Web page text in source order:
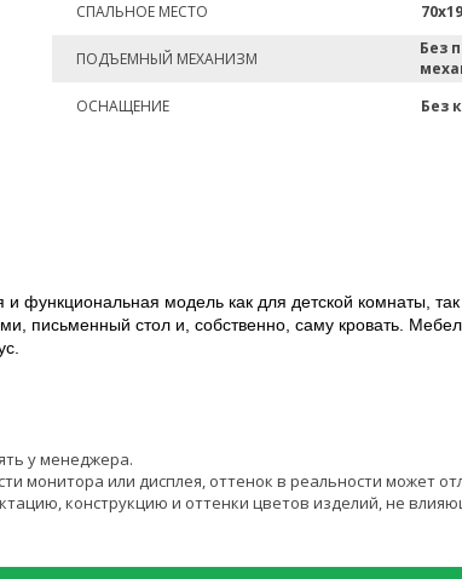
СПАЛЬНОЕ МЕСТО
ПОДЪЕМНЫЙ МЕХАНИЗМ
Без
ОСНАЩЕНИЕ Без
функциональная модель как для детской комнаты,
письменный стол и, собственно, саму кровать.
у менеджера.
монитора или дисплея, оттенок в реальности может
конструкцию и оттенки цветов изделий, не